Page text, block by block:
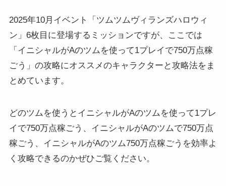
2025年10月イベント「ツムツムヴィランズハロウィ
ン」6枚目に登場するミッションですが、ここでは
「イニシャルがAのツムを使って1プレイで750万点稼
ごう」の攻略にオススメのキャラクターと攻略法をま
とめています。
どのツムを使うとイニシャルがAのツムを使って1プレ
イで750万点稼ごう、イニシャルがAのツムで750万点
稼ごう、イニシャルがAのツム750万点稼ごうを効率よ
く攻略できるのかぜひご覧ください。